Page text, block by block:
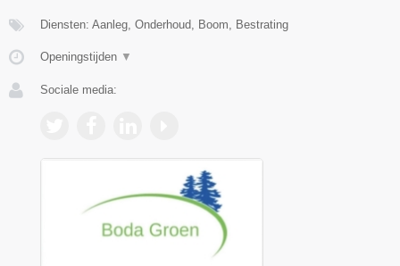
Diensten: Aanleg, Onderhoud, Boom, Bestrating
Openingstijden ▼
Sociale media: